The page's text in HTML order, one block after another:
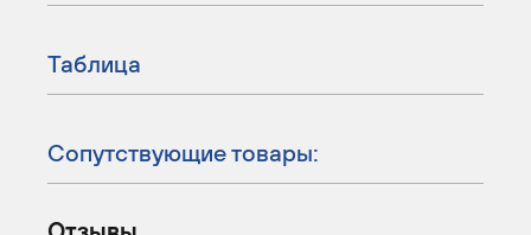
Таблица
Сопутствующие товары: